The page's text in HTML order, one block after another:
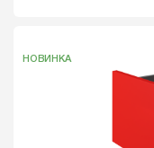
НОВИНКА